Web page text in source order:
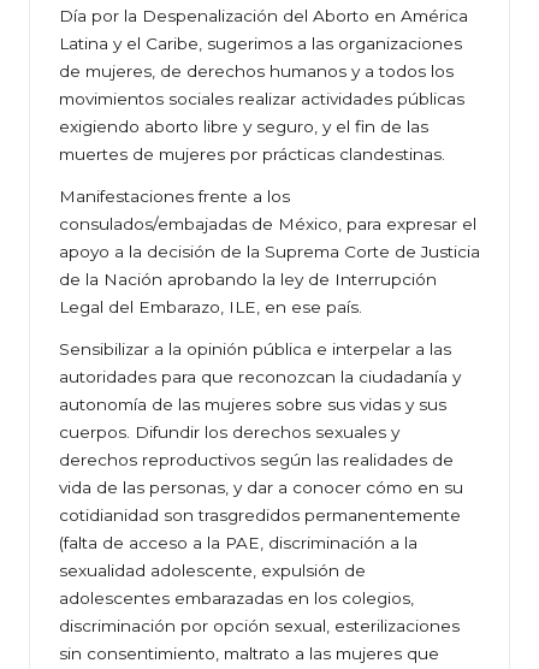
Día por la Despenalización del Aborto en América
Latina y el Caribe, sugerimos a las organizaciones
de mujeres, de derechos humanos y a todos los
movimientos sociales realizar actividades públicas
exigiendo aborto libre y seguro, y el fin de las
muertes de mujeres por prácticas clandestinas.
Manifestaciones frente a los
consulados/embajadas de México, para expresar el
apoyo a la decisión de la Suprema Corte de Justicia
de la Nación aprobando la ley de Interrupción
Legal del Embarazo, ILE, en ese país.
Sensibilizar a la opinión pública e interpelar a las
autoridades para que reconozcan la ciudadanía y
autonomía de las mujeres sobre sus vidas y sus
cuerpos. Difundir los derechos sexuales y
derechos reproductivos según las realidades de
vida de las personas, y dar a conocer cómo en su
cotidianidad son trasgredidos permanentemente
(falta de acceso a la PAE, discriminación a la
sexualidad adolescente, expulsión de
adolescentes embarazadas en los colegios,
discriminación por opción sexual, esterilizaciones
sin consentimiento, maltrato a las mujeres que